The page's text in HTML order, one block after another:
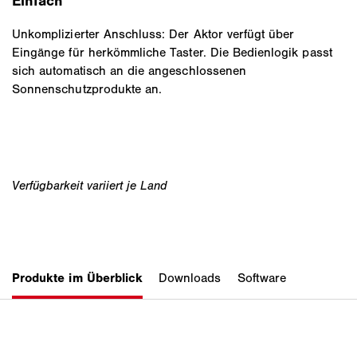
Unkomplizierter Anschluss: Der Aktor verfügt über
Eingänge für herkömmliche Taster. Die Bedienlogik passt
sich automatisch an die angeschlossenen
Sonnenschutzprodukte an.